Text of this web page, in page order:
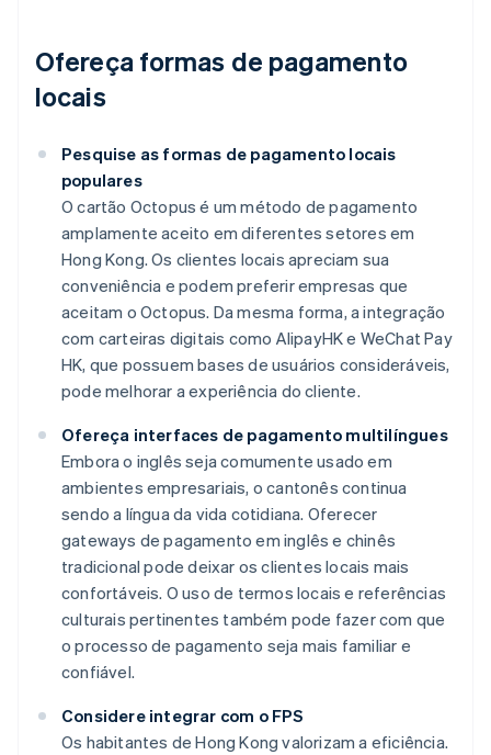
Ofereça formas de pagamento
locais
Pesquise as formas de pagamento locais
populares
O cartão Octopus é um método de pagamento
amplamente aceito em diferentes setores em
Hong Kong. Os clientes locais apreciam sua
conveniência e podem preferir empresas que
aceitam o Octopus. Da mesma forma, a integração
com carteiras digitais como AlipayHK e WeChat Pay
HK, que possuem bases de usuários consideráveis,
pode melhorar a experiência do cliente.
Ofereça interfaces de pagamento multilíngues
Embora o inglês seja comumente usado em
ambientes empresariais, o cantonês continua
sendo a língua da vida cotidiana. Oferecer
gateways de pagamento em inglês e chinês
tradicional pode deixar os clientes locais mais
confortáveis. O uso de termos locais e referências
culturais pertinentes também pode fazer com que
o processo de pagamento seja mais familiar e
confiável.
Considere integrar com o FPS
Os habitantes de Hong Kong valorizam a eficiência.